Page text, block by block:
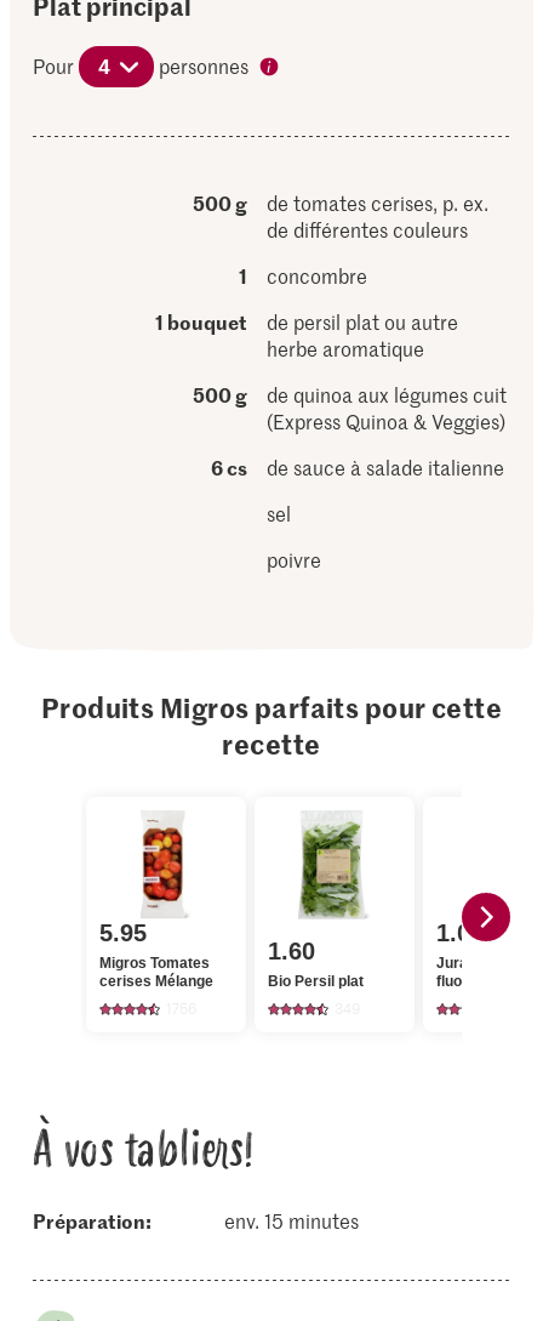
Pour 4 personnes
500 g
de tomates cerises, p. ex.
de différentes couleurs
1
concombre
1 bouquet
de persil plat ou autre
herbe aromatique
500 g
de quinoa aux légumes cuit
(Express Quinoa & Veggies)
6 cs
de sauce à salade italienne
sel
poivre
Produits Migros parfaits pour cette
recette
5.95
Migros Tomates
cerises Mélange
1.60
Bio Persil plat
1.05
Jura Sel Sel
fluoré
À vos tabliers!
Préparation: env. 15 minutes